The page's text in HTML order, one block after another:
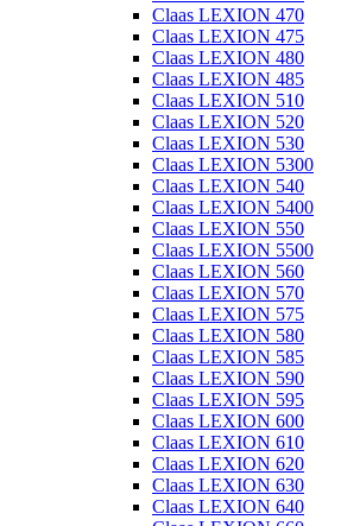
Claas LEXION 470
Claas LEXION 475
Claas LEXION 480
Claas LEXION 485
Claas LEXION 510
Claas LEXION 520
Claas LEXION 530
Claas LEXION 5300
Claas LEXION 540
Claas LEXION 5400
Claas LEXION 550
Claas LEXION 5500
Claas LEXION 560
Claas LEXION 570
Claas LEXION 575
Claas LEXION 580
Claas LEXION 585
Claas LEXION 590
Claas LEXION 595
Claas LEXION 600
Claas LEXION 610
Claas LEXION 620
Claas LEXION 630
Claas LEXION 640